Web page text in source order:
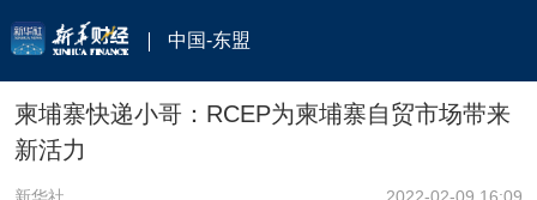
中国-东盟
柬埔寨快递小哥：RCEP为柬埔寨自贸市场带来
新活力